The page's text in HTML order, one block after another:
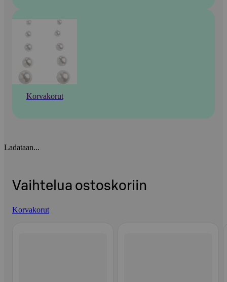
Korvakorut
Ladataan...
Vaihtelua ostoskoriin
Korvakorut